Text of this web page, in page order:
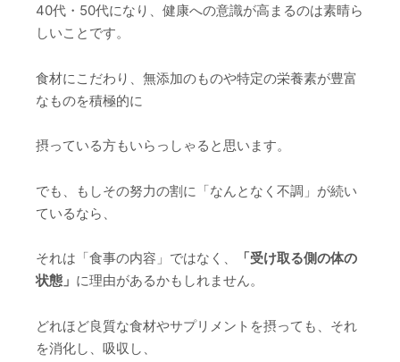
40代・50代になり、健康への意識が高まるのは素晴ら
しいことです。
食材にこだわり、無添加のものや特定の栄養素が豊富
なものを積極的に
摂っている方もいらっしゃると思います。
でも、もしその努力の割に「なんとなく不調」が続い
ているなら、
それは「食事の内容」ではなく、
「受け取る側の体の
状態」 に理由があるかもしれません。
どれほど良質な食材やサプリメントを摂っても、それ
を消化し、吸収し、